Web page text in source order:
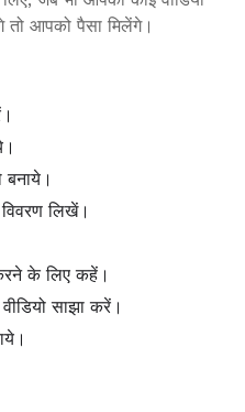
आपको पैसा मिलेंगे।
लिखें।
के लिए कहें।
साझा करें।